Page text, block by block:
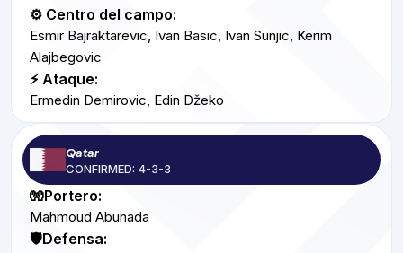
⚙️ Centro del campo:
Esmir Bajraktarevic, Ivan Basic, Ivan Sunjic, Kerim
Alajbegovic
⚡ Ataque:
Ermedin Demirovic, Edin Džeko
Qatar
CONFIRMED: 4-3-3
🧤Portero:
Mahmoud Abunada
🛡️Defensa: